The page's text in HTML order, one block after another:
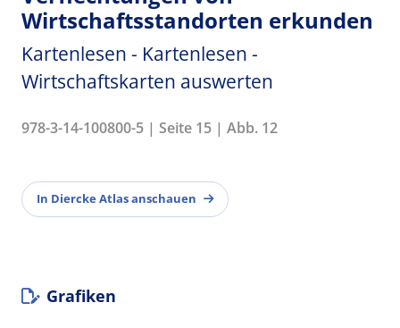
Wirtschaftsstandorten erkunden
Kartenlesen - Kartenlesen -
Wirtschaftskarten auswerten
978-3-14-100800-5 | Seite 15 | Abb. 12
In Diercke Atlas anschauen
Grafiken